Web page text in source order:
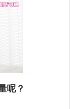
呢？